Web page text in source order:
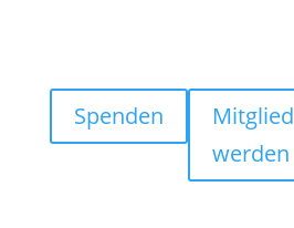
Spenden
Mitglied
werden